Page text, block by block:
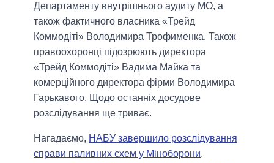
Департаменту внутрішнього аудиту МО, а
також фактичного власника «Трейд
Коммодіті» Володимира Трофименка. Також
правоохоронці підозрюють директора
«Трейд Коммодіті» Вадима Майка та
комерційного директора фірми Володимира
Гарькавого. Щодо останніх досудове
розслідування ще триває.
Нагадаємо, НАБУ завершило розслідування
справи паливних схем у Міноборони.